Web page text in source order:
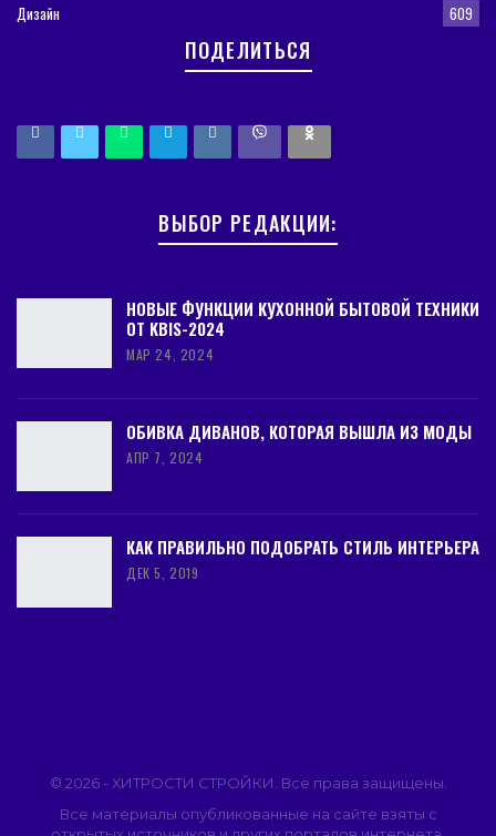
Дизайн 609
ПОДЕЛИТЬСЯ
ВЫБОР РЕДАКЦИИ:
НОВЫЕ ФУНКЦИИ КУХОННОЙ БЫТОВОЙ ТЕХНИКИ
ОТ KBIS-2024
МАР 24, 2024
ОБИВКА ДИВАНОВ, КОТОРАЯ ВЫШЛА ИЗ МОДЫ
АПР 7, 2024
КАК ПРАВИЛЬНО ПОДОБРАТЬ СТИЛЬ ИНТЕРЬЕРА
ДЕК 5, 2019
© 2026 - ХИТРОСТИ СТРОЙКИ. Все права защищены.
Все материалы опубликованные на сайте взяты с